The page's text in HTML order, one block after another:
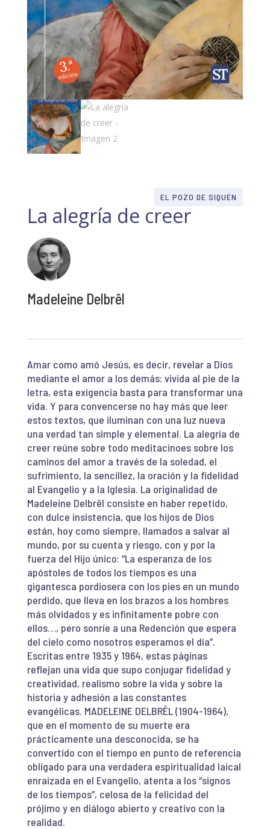
EL POZO DE SIQUÉN
La alegría de creer
Madeleine Delbrêl
Amar como amó Jesús, es decir, revelar a Dios
mediante el amor a los demás: vivida al pie de la
letra, esta exigencia basta para transformar una
vida. Y para convencerse no hay más que leer
estos textos, que iluminan con una luz nueva
una verdad tan simple y elemental. La alegría de
creer reúne sobre todo meditacinoes sobre los
caminos del amor a través de la soledad, el
sufrimiento, la sencillez, la oración y la fidelidad
al Evangelio y a la Iglesia. La originalidad de
Madeleine Delbrêl consiste en haber repetido,
con dulce insistencia, que los hijos de Dios
están, hoy como siempre, llamados a salvar al
mundo, por su cuenta y riesgo, con y por la
fuerza del Hijo único: “La esperanza de los
apóstoles de todos los tiempos es una
gigantesca pordiosera con los pies en un mundo
perdido, que lleva en los brazos a los hombres
más olvidados y es infinitamente pobre con
ellos…, pero sonríe a una Redención que espera
del cielo como nosotros esperamos el día”.
Escritas entre 1935 y 1964, estas páginas
reflejan una vida que supo conjugar fidelidad y
creatividad, realismo sobre la vida y sobre la
historia y adhesión a las constantes
evangélicas. MADELEINE DELBRÊL (1904-1964),
que en el momento de su muerte era
prácticamente una desconocida, se ha
convertido con el tiempo en punto de referencia
obligado para una verdadera espiritualidad laical
enraizada en el Evangelio, atenta a los “signos
de los tiempos”, celosa de la felicidad del
prójimo y en diálogo abierto y creativo con la
realidad.